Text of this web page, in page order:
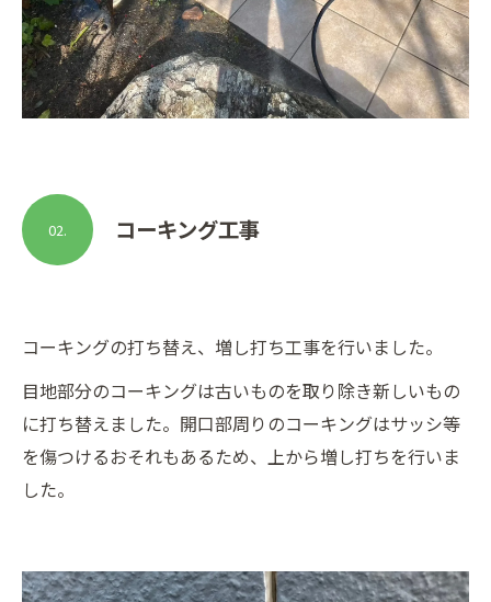
コーキング工事
02.
コーキングの打ち替え、増し打ち工事を行いました。
目地部分のコーキングは古いものを取り除き新しいもの
に打ち替えました。開口部周りのコーキングはサッシ等
を傷つけるおそれもあるため、上から増し打ちを行いま
した。